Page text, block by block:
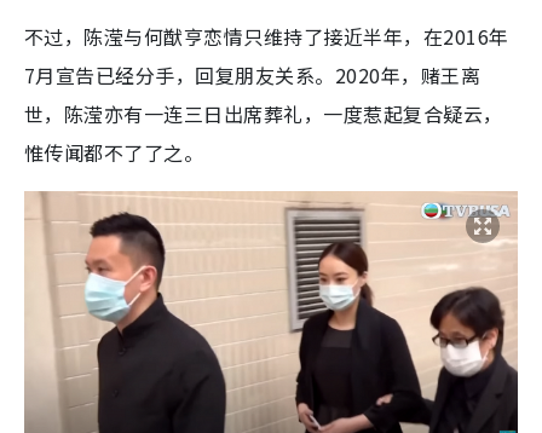
不过，陈滢与何猷亨恋情只维持了接近半年，在2016年
7月宣告已经分手，回复朋友关系。2020年，赌王离
世，陈滢亦有一连三日出席葬礼，一度惹起复合疑云，
惟传闻都不了了之。